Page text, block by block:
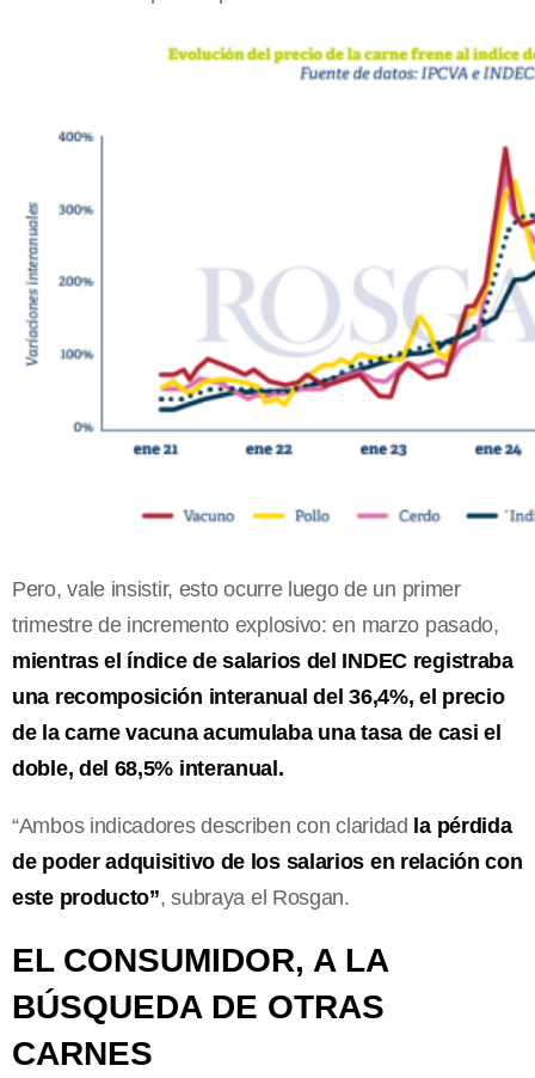
Pero, vale insistir, esto ocurre luego de un primer
trimestre de incremento explosivo: en marzo pasado,
mientras el índice de salarios del INDEC registraba
una recomposición interanual del 36,4%, el precio
de la carne vacuna acumulaba una tasa de casi el
doble, del 68,5% interanual.
“Ambos indicadores describen con claridad la pérdida
de poder adquisitivo de los salarios en relación con
este producto”, subraya el Rosgan.
EL CONSUMIDOR, A LA
BÚSQUEDA DE OTRAS
CARNES